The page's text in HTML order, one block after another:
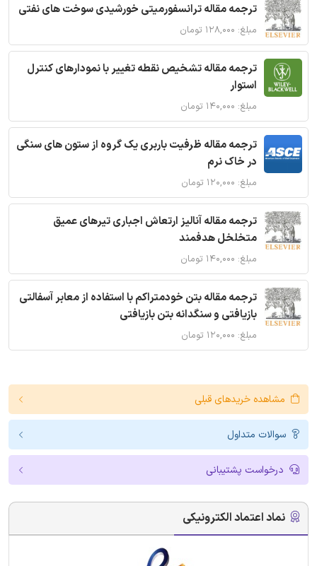
ترجمه مقاله ترانسفورمیتی خورشیدی سوخت های نفتی
مبلغ: ۱۲۸,۰۰۰ تومان
ترجمه مقاله تشخیص نقطه تغییر با نمودارهای کنترل
استوار
مبلغ: ۱۴۰,۰۰۰ تومان
ترجمه مقاله ظرفیت باربری یک گروه از ستون های سنگی
در خاک نرم
مبلغ: ۱۲۰,۰۰۰ تومان
ترجمه مقاله آنالیز ارتعاش اجباری تیرهای عمیق
متخلخل هدفمند
مبلغ: ۱۴۰,۰۰۰ تومان
ترجمه مقاله بتن خودمتراکم با استفاده از معابر آسفالتی
بازیافتی و سنگدانه بتن بازیافتی
مبلغ: ۱۲۰,۰۰۰ تومان
مشاهده خریدهای قبلی
سوالات متداول
درخواست پشتیبانی
نماد اعتماد الکترونیکی